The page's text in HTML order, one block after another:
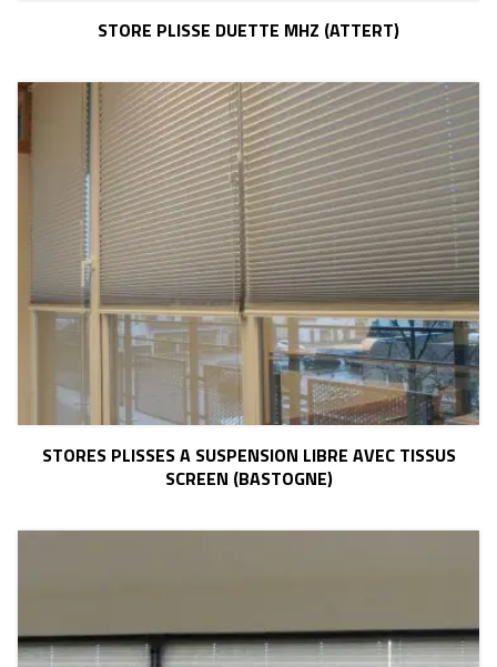
STORE PLISSE DUETTE MHZ (ATTERT)
STORES PLISSES A SUSPENSION LIBRE AVEC TISSUS
SCREEN (BASTOGNE)